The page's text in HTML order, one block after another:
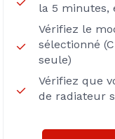
la 5 minutes,
Vérifiez le
sélectionné
seule)
Vérifiez que
de radiateur